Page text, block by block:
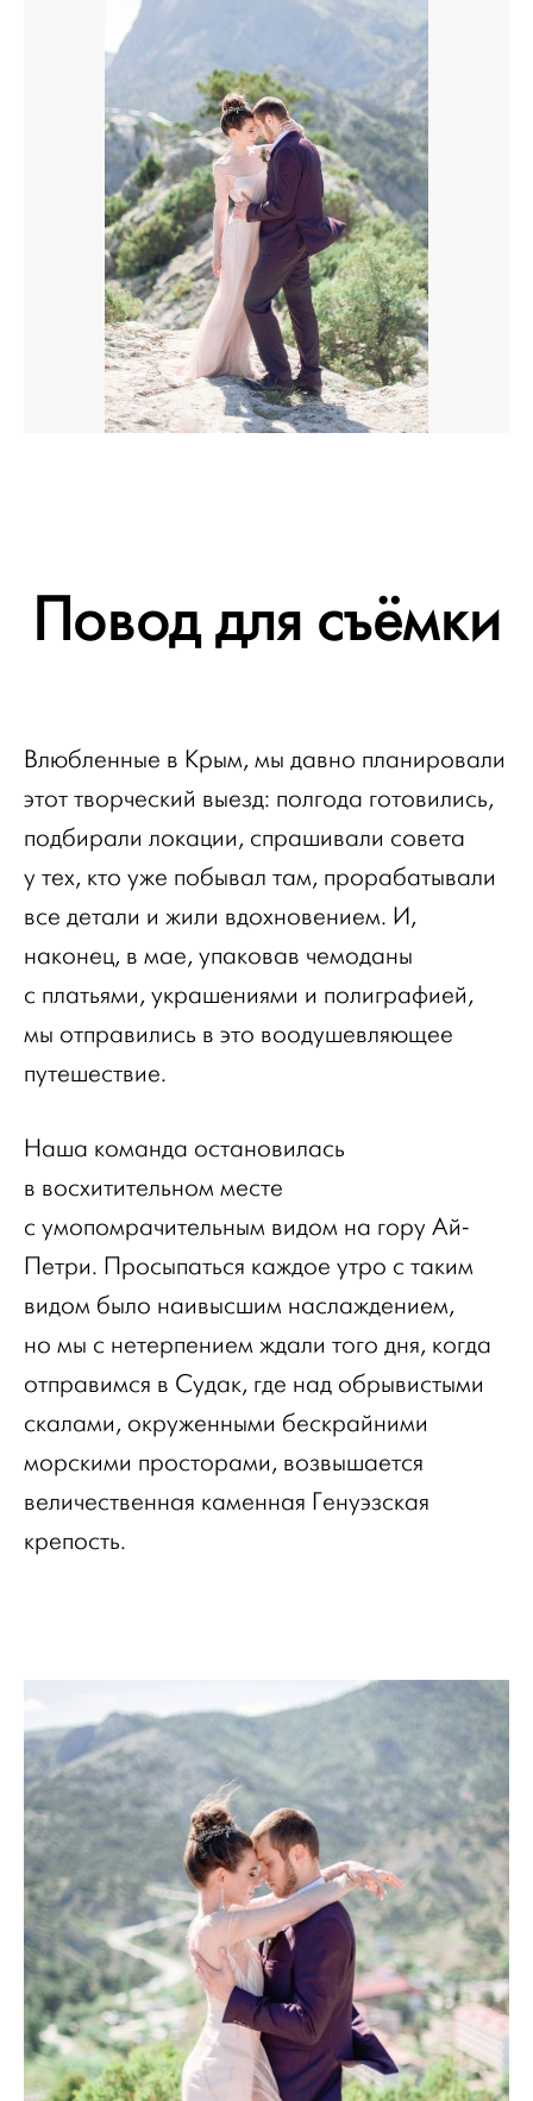
Повод для съёмки
Влюбленные в Крым, мы давно планировали
этот творческий выезд: полгода готовились,
подбирали локации, спрашивали совета
у тех, кто уже побывал там, прорабатывали
все детали и жили вдохновением. И,
наконец, в мае, упаковав чемоданы
с платьями, украшениями и полиграфией,
мы отправились в это воодушевляющее
путешествие.
Наша команда остановилась
в восхитительном месте
с умопомрачительным видом на гору Ай-
Петри. Просыпаться каждое утро с таким
видом было наивысшим наслаждением,
но мы с нетерпением ждали того дня, когда
отправимся в Судак, где над обрывистыми
скалами, окруженными бескрайними
морскими просторами, возвышается
величественная каменная Генуэзская
крепость.